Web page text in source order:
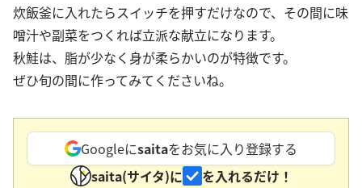
炊飯釜に入れたらスイッチを押すだけなので、その間に味
噌汁や副菜をつくれば立派な献立になります。
秋鮭は、脂が少なく身が柔らかいのが特徴です。
ぜひ旬の間に作ってみてくださいね。
Googleにsaitaをお気に入り登録する
saita(サイタ)に
を入れるだけ！